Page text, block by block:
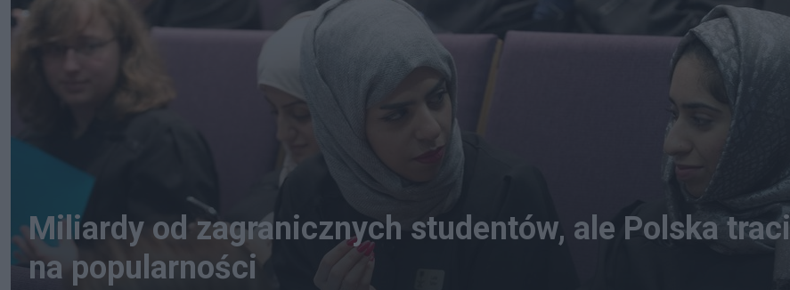
Miliardy od zagranicznych studentów, ale Polska traci
na popularności